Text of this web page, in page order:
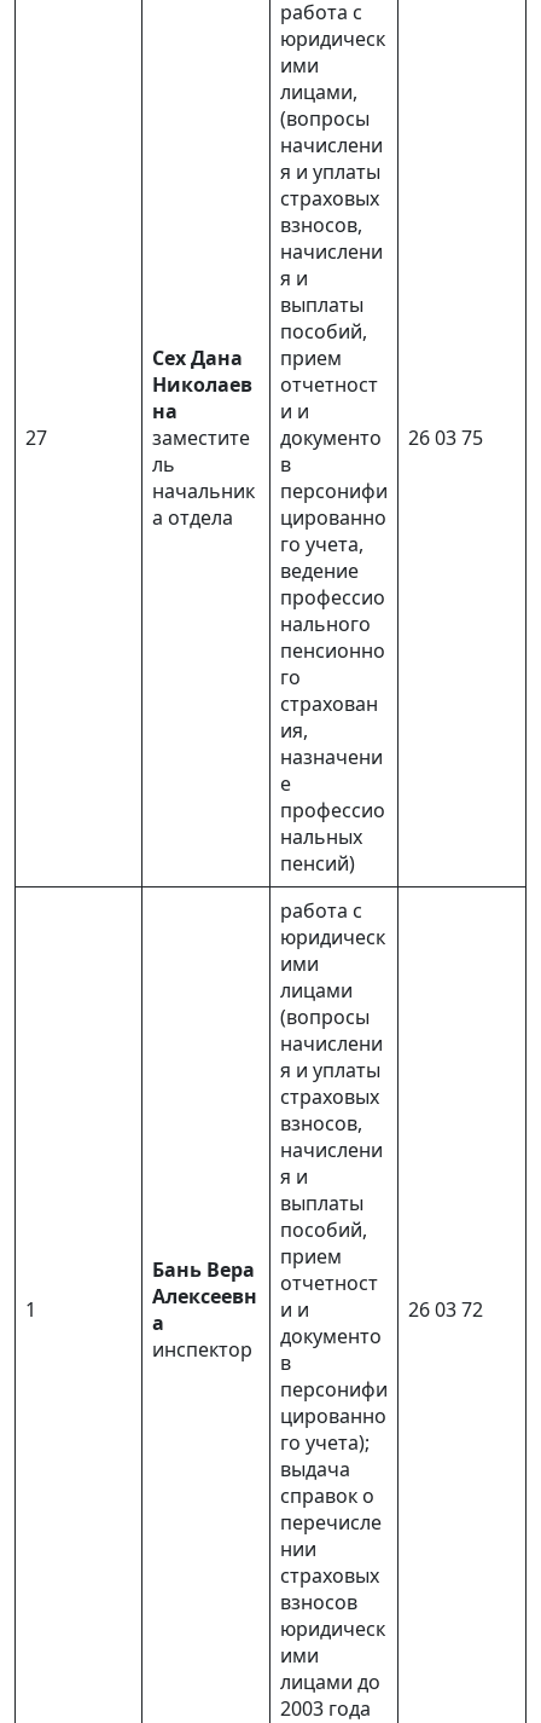
27
Сех Дана
Николаев
на
заместите
ль
начальник
а отдела
работа с
юридическ
ими
лицами,
(вопросы
начислени
я и уплаты
страховых
взносов,
начислени
я и
выплаты
пособий,
прием
отчетност
и и
документо
в
персонифи
цированно
го учета,
ведение
профессио
нального
пенсионно
го
страхован
ия,
назначени
е
профессио
нальных
пенсий)
26 03 75
1
Бань Вера
Алексеевн
а
инспектор
работа с
юридическ
ими
лицами
(вопросы
начислени
я и уплаты
страховых
взносов,
начислени
я и
выплаты
пособий,
прием
отчетност
и и
документо
в
персонифи
цированно
го учета);
выдача
справок о
перечисле
нии
страховых
взносов
юридическ
ими
лицами до
2003 года
26 03 72